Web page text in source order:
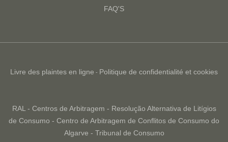
FAQ'S
Livre des plaintes en ligne - Politique de confidentialité et cookies
RAL - Centros de Arbitragem - Resolução Alternativa de Litígios
de Consumo - Centro de Arbitragem de Conflitos de Consumo do
Algarve - Tribunal de Consumo